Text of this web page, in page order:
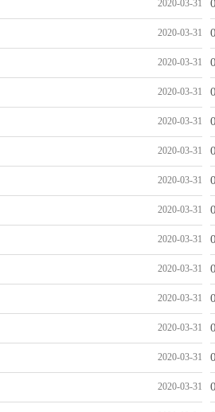
2020-03-31
2020-03-31
2020-03-31
2020-03-31
2020-03-31
2020-03-31
2020-03-31
2020-03-31
2020-03-31
2020-03-31
2020-03-31
2020-03-31
2020-03-31
2020-03-31